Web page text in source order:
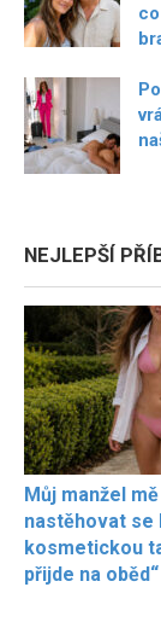
NEJLEPŠÍ
Můj manžel
nastěhovat se
kosmetickou
přijde na oběd“